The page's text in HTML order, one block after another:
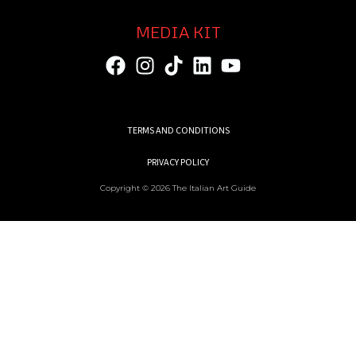
MEDIA KIT
TERMS AND CONDITIONS
PRIVACY POLICY
Copyright © 2026 The Italian Art Guide